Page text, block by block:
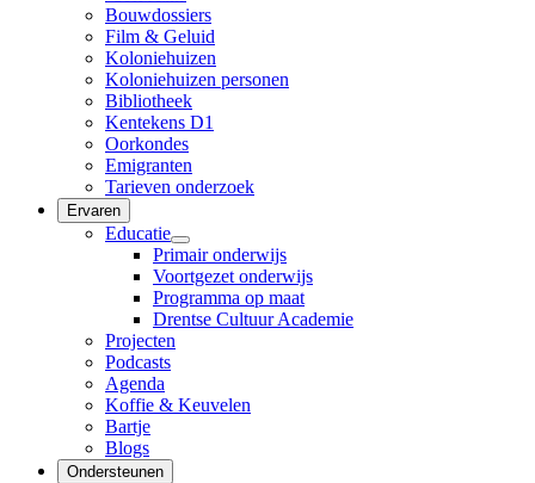
Bouwdossiers
Film & Geluid
Koloniehuizen
Koloniehuizen personen
Bibliotheek
Kentekens D1
Oorkondes
Emigranten
Tarieven onderzoek
Ervaren
Educatie
Primair onderwijs
Voortgezet onderwijs
Programma op maat
Drentse Cultuur Academie
Projecten
Podcasts
Agenda
Koffie & Keuvelen
Bartje
Blogs
Ondersteunen